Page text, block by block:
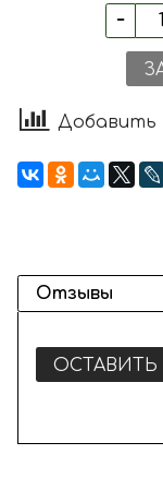
Добавить
Отзывы
ОСТАВИТЬ